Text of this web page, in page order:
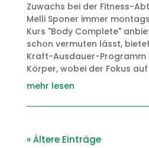
Zuwachs bei der Fitness-
Melli Sponer immer
Kurs "Body Complete"
schon vermuten lässt,
Kraft-Ausdauer-Programm
Körper, wobei der Fokus auf
mehr lesen
« Ältere Einträge